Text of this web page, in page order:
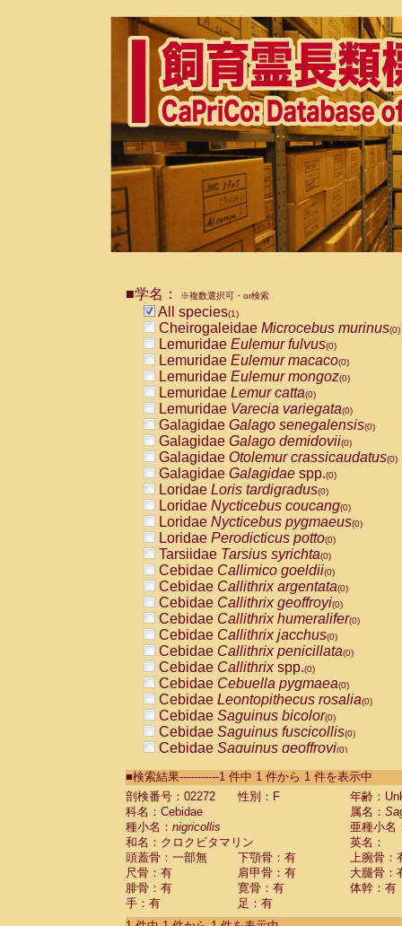
■学名： ※複数選択可・or検索
All species(1)
Cheirogaleidae Microcebus murinus(0)
Lemuridae Eulemur fulvus(0)
Lemuridae Eulemur macaco(0)
Lemuridae Eulemur mongoz(0)
Lemuridae Lemur catta(0)
Lemuridae Varecia variegata(0)
Galagidae Galago senegalensis(0)
Galagidae Galago demidovii(0)
Galagidae Otolemur crassicaudatus(0)
Galagidae Galagidae spp.(0)
Loridae Loris tardigradus(0)
Loridae Nycticebus coucang(0)
Loridae Nycticebus pygmaeus(0)
Loridae Perodicticus potto(0)
Tarsiidae Tarsius syrichta(0)
Cebidae Callimico goeldii(0)
Cebidae Callithrix argentata(0)
Cebidae Callithrix geoffroyi(0)
Cebidae Callithrix humeralifer(0)
Cebidae Callithrix jacchus(0)
Cebidae Callithrix penicillata(0)
Cebidae Callithrixspp.(0)
Cebidae Cebuella pygmaea(0)
Cebidae Leontopithecus rosalia(0)
Cebidae Saguinus bicolor(0)
Cebidae Saguinus fuscicollis(0)
Cebidae Saguinus geoffroyi(0)
CebidaeSaguinus labiatus(0)
Cebidae Saguinus leucopus (0)
Cebidae
CebidaeSaguinus mystax
CebidaeSaguinus nigricollis (1)
Cebidae Saguinus oedipus
Cebidae Saguinus weddelli
Cebidae Saguinusspp.
Cebidae Aotus trivirgatus
■検索結果-----------1 件中 1 件から 1 件を表示中
剖検番号：02272
性別：F
年齢：
科名：Cebidae
属名：
種小名： nigricollis
亜種小名
和名：クロクビタマリン
英名：
頭蓋骨：一部無
下顎骨：有
上腕骨：
尺骨：有
肩甲骨：有
大腿骨：
腓骨：有
寛骨：有
体幹：有
手：有
足：有